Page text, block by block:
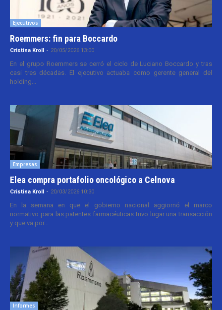
Ejecutivos
Roemmers: fin para Boccardo
Cristina Kroll - 20/05/2026 13:00
En el grupo Roemmers se cerró el ciclo de Luciano Boccardo y tras
casi tres décadas. El ejecutivo actuaba como gerente general del
holding...
Empresas
Elea compra portafolio oncológico a Celnova
Cristina Kroll - 20/03/2026 10:30
En la semana en que el gobierno nacional aggiornó el marco
normativo para las patentes farmacéuticas tuvo lugar una transacción
y que va por...
Informes